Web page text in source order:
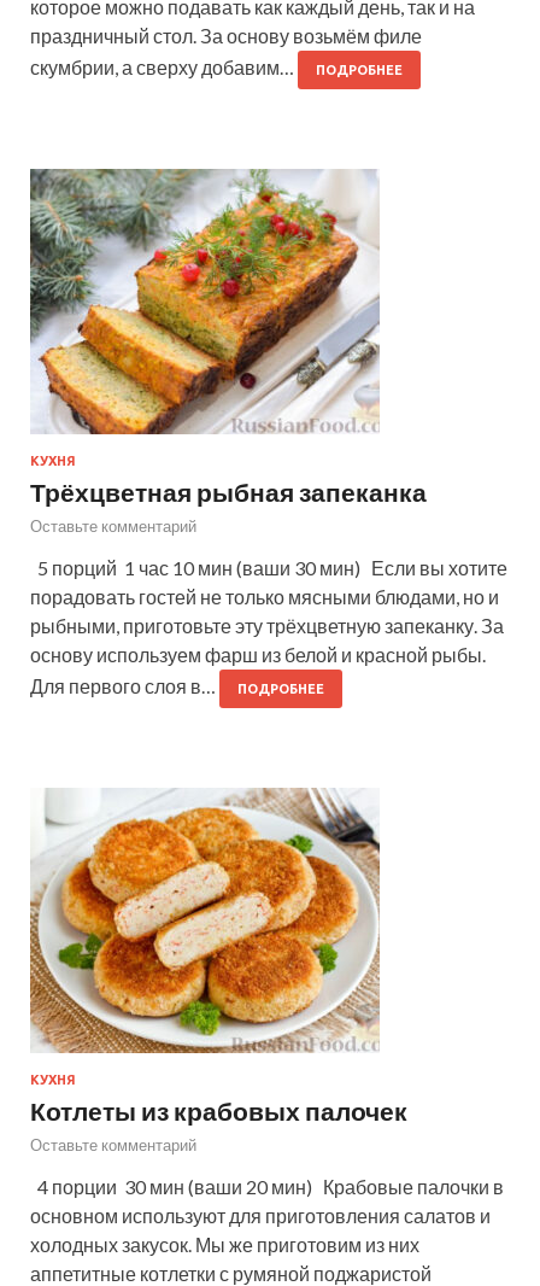
которое можно подавать как каждый день, так и на
праздничный стол. За основу возьмём филе
скумбрии, а сверху добавим…
ПОДРОБНЕЕ
КУХНЯ
Трёхцветная рыбная запеканка
Оставьте комментарий
5 порций 1 час 10 мин (ваши 30 мин) Если вы хотите
порадовать гостей не только мясными блюдами, но и
рыбными, приготовьте эту трёхцветную запеканку. За
основу используем фарш из белой и красной рыбы.
Для первого слоя в…
ПОДРОБНЕЕ
КУХНЯ
Котлеты из крабовых палочек
Оставьте комментарий
4 порции 30 мин (ваши 20 мин) Крабовые палочки в
основном используют для приготовления салатов и
холодных закусок. Мы же приготовим из них
аппетитные котлетки с румяной поджаристой